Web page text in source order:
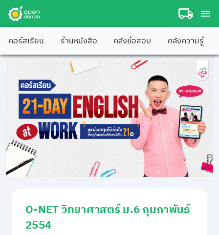
คอร์สเรียน ร้านหนังสือ คลังข้อสอบ คลังความรู้
O-NET วิทยาศาสตร์ ม.6 กุมภาพันธ์
2554